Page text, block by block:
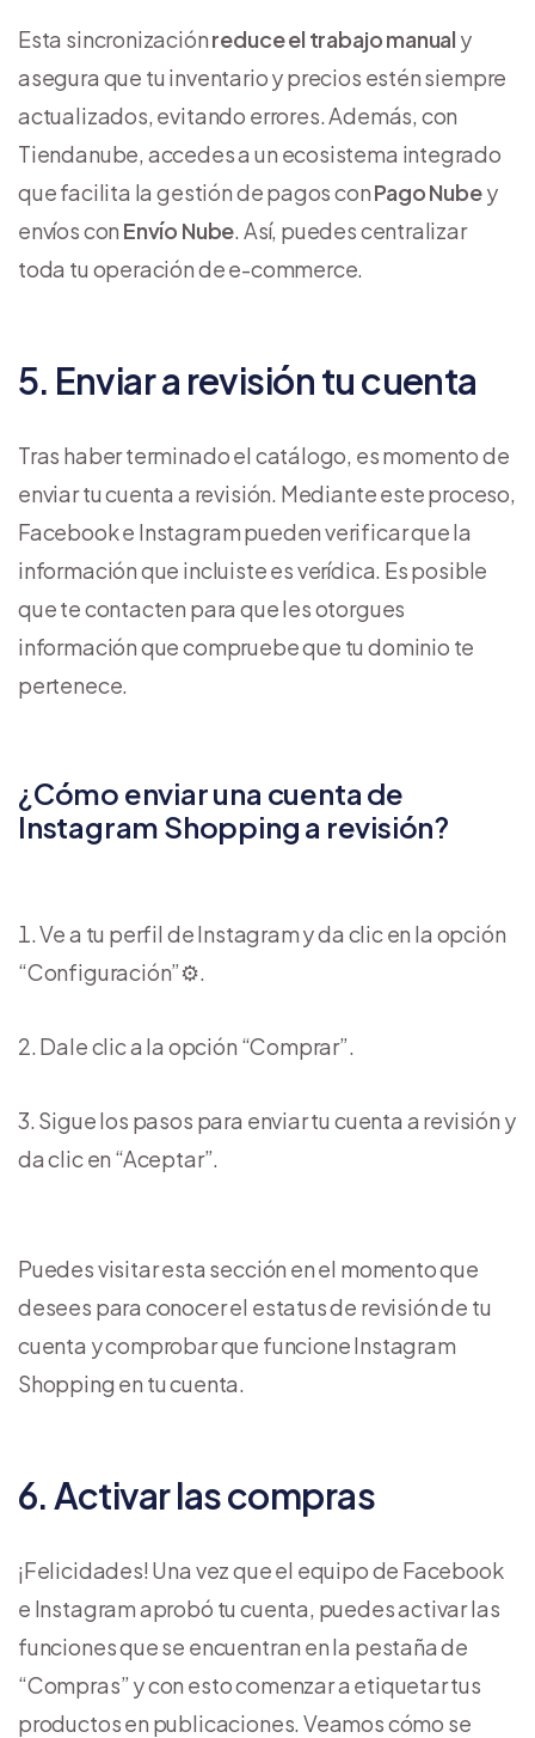
Esta sincronizaciónreduce el trabajo manual y
asegura que tu inventario y precios estén siempre
actualizados, evitando errores. Además, con
Tiendanube, accedes a un ecosistema integrado
que facilita la gestión de pagos conPago Nubey
envíos con Envío Nube. Así, puedes centralizar
toda tu operación de e-commerce.
5. Enviar a revisión tu cuenta
Tras haber terminado el catálogo, es momento de
enviar tu cuenta a revisión. Mediante este proceso,
Facebook e Instagram pueden verificar que la
información que incluiste es verídica. Es posible
que te contacten para que les otorgues
información que compruebe que tu dominio te
pertenece.
¿Cómo enviar una cuenta de
Instagram Shopping a revisión?
Ve a tu perfil de Instagram y da clic en la opción
“Configuración”⚙️.
Dale clic a la opción “Comprar”.
Sigue los pasos para enviar tu cuenta a revisión y
da clic en “Aceptar”.
Puedes visitar esta sección en el momento que
desees para conocer el estatus de revisión de tu
cuenta y comprobar que funcione Instagram
Shopping en tu cuenta.
6. Activar las compras
¡Felicidades! Una vez que el equipo de Facebook
e Instagram aprobó tu cuenta, puedes activar las
funciones que se encuentran en la pestaña de
“Compras” y con esto comenzar a etiquetar tus
productos en publicaciones. Veamos cómo se